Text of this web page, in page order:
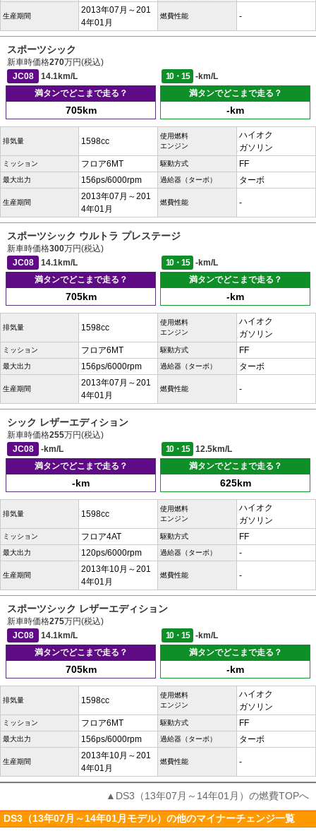
生産期間
2013年07月～201
4年01月
燃費性能 -
スポーツシック
新車時価格270万円(税込)
JC08
14.1km/L 10・15
-km/L
満タンでどこまで走る？
705km
満タンでどこまで走る？
-km
排気量 1598cc
使用燃料
エンジン
ハイオク
ガソリン
ミッション フロア6MT 駆動方式 FF
最大出力 156ps/6000rpm 過給器（ターボ） ターボ
生産期間
2013年07月～201
4年01月
燃費性能 -
スポーツシック ウルトラ プレステージ
新車時価格300万円(税込)
JC08
14.1km/L 10・15
-km/L
満タンでどこまで走る？
705km
満タンでどこまで走る？
-km
排気量 1598cc
使用燃料
エンジン
ハイオク
ガソリン
ミッション フロア6MT 駆動方式 FF
最大出力 156ps/6000rpm 過給器（ターボ） ターボ
生産期間
2013年07月～201
4年01月
燃費性能 -
シック レザーエディション
新車時価格255万円(税込)
JC08
-km/L 10・15
12.5km/L
満タンでどこまで走る？
-km
満タンでどこまで走る？
625km
排気量 1598cc
使用燃料
エンジン
ハイオク
ガソリン
ミッション フロア4AT 駆動方式 FF
最大出力 120ps/6000rpm 過給器（ターボ） -
生産期間
2013年10月～201
4年01月
燃費性能 -
スポーツシック レザーエディション
新車時価格275万円(税込)
JC08
14.1km/L 10・15
-km/L
満タンでどこまで走る？
705km
満タンでどこまで走る？
-km
排気量 1598cc
使用燃料
エンジン
ハイオク
ガソリン
ミッション フロア6MT 駆動方式 FF
最大出力 156ps/6000rpm 過給器（ターボ） ターボ
生産期間
2013年10月～201
4年01月
燃費性能 -
▲DS3（13年07月～14年01月）の燃費TOPへ
DS3（13年07月～14年01月モデル）の他のマイナーチェンジ一覧